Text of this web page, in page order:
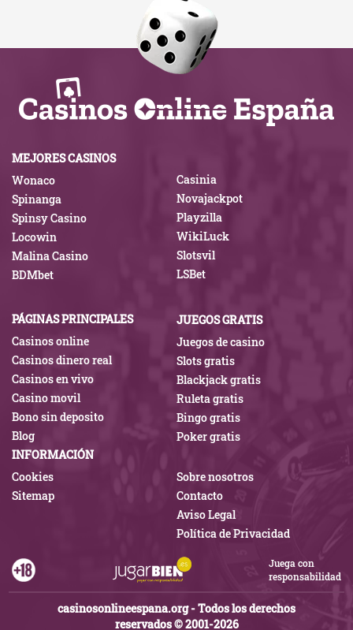
PÁGINAS PRINCIPALES
Casinos online
Casinos dinero real
Casinos en vivo
Casino movil
Bono sin deposito
Blog
JUEGOS GRATIS
Juegos de casino
Slots gratis
Blackjack gratis
Ruleta gratis
Bingo gratis
Poker gratis
MEJORES CASINOS
Wonaco
Spinanga
Spinsy Casino
Locowin
Malina Casino
BDMbet
Casinia
Novajackpot
Playzilla
WikiLuck
Slotsvil
LSBet
INFORMACIÓN
Cookies
Sitemap
Sobre nosotros
Contacto
Aviso Legal
Política de Privacidad
Juega con
responsabilidad
casinosonlineespana.org - Todos los derechos
reservados © 2001-2026